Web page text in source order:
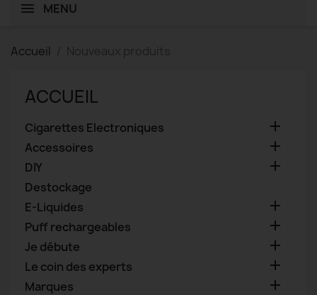
MENU
Accueil Nouveaux produits
ACCUEIL
Cigarettes Electroniques 
Accessoires 
DIY 
Destockage
E-Liquides

Puff rechargeables 
Je débute 
Le coin des experts 
Marques 